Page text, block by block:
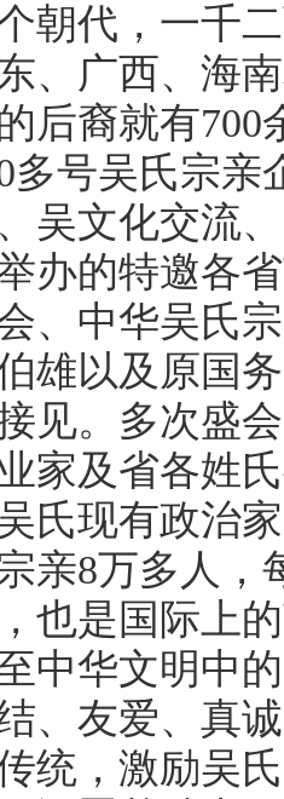
朝代，一千
、广西、海
后裔就有
多号吴氏宗
吴文化交流
办的特邀各
、中华吴氏
雄以及原国
见。多次盛
家及省各姓
氏现有政治
亲8万多人，
也是国际上
中华文明中
、友爱、真
统，激励吴